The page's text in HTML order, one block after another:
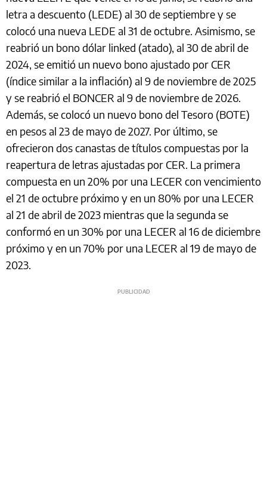
letra a descuento (LEDE) al 30 de septiembre y se
colocó una nueva LEDE al 31 de octubre. Asimismo, se
reabrió un bono dólar linked (atado), al 30 de abril de
2024, se emitió un nuevo bono ajustado por CER
(índice similar a la inflación) al 9 de noviembre de 2025
y se reabrió el BONCER al 9 de noviembre de 2026.
Además, se colocó un nuevo bono del Tesoro (BOTE)
en pesos al 23 de mayo de 2027. Por último, se
ofrecieron dos canastas de títulos compuestas por la
reapertura de letras ajustadas por CER. La primera
compuesta en un 20% por una LECER con vencimiento
el 21 de octubre próximo y en un 80% por una LECER
al 21 de abril de 2023 mientras que la segunda se
conformó en un 30% por una LECER al 16 de diciembre
próximo y en un 70% por una LECER al 19 de mayo de
2023.